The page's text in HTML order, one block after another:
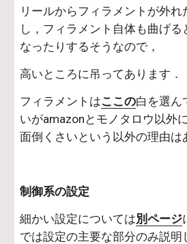
リールからフィラメントが外れ
し，フィラメント自体も曲げる
なったりするそうなので，
高いところに吊ってあります．
フィラメントはここの白を選ん
いがamazonとモノタロウ以外
面倒くさいという以外の理由は
制御系の設定
細かい設定については別ページ
では設定の主要な部分のみ説明